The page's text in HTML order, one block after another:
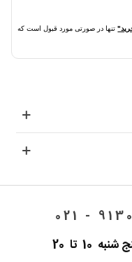
تنها در صورتی مورد قبول است که
تا 20